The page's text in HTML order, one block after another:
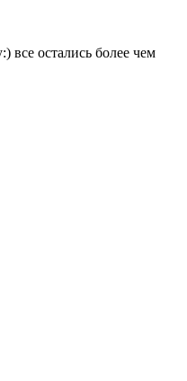
все остались более чем